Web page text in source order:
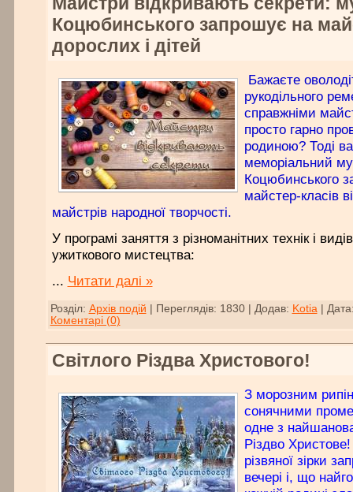
Коцюбинського запрошує на
дорослих і дітей
Бажаєте
рукодільного
справжніми
просто гарно
родиною? Тоді
меморіальний
Коцюбинського
майстер-класів
майстрів народної творчості.
У програмі заняття з різноманітних технік і
ужиткового мистецтва:
... Читати далі »
Розділ: Архів подій Переглядів: 1830| Додав: Kotia|
Коментарі (0)
Світлого Різдва Христового!
З морозним
сонячними
одне з
Різдво
різвяної зірки
вечері і, що